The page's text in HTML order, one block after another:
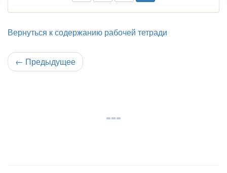
Вернуться к содержанию рабочей тетради
← Предыдущее